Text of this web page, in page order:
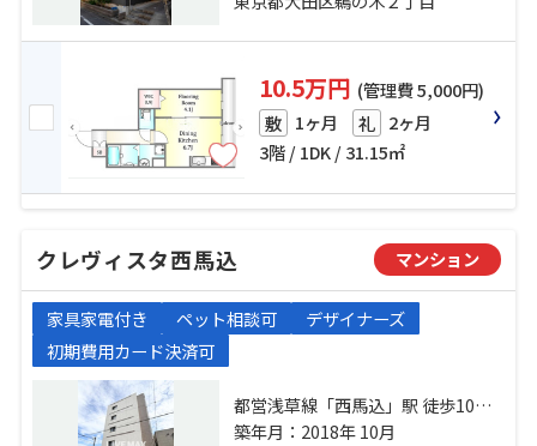
10.5万円 (管理費 5,000円)
敷 1ヶ月 礼 2ヶ月
3階 / 1DK / 31.15㎡
クレヴィスタ西馬込 マンション
家具家電付き ペット相談可
デザイナーズ
初期費用カード決済可
都営浅草線「西馬込」駅 徒歩10分
東急池上線「久が原」駅 徒歩17分
築年月：2018年 10月